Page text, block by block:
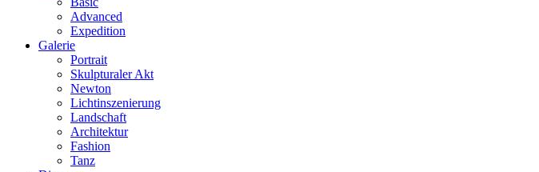
Advanced
Expedition
Galerie
Portrait
Skulpturaler Akt
Newton
Lichtinszenierung
Landschaft
Architektur
Fashion
Tanz